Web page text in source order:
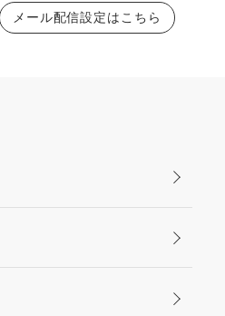
メール配信設定はこちら